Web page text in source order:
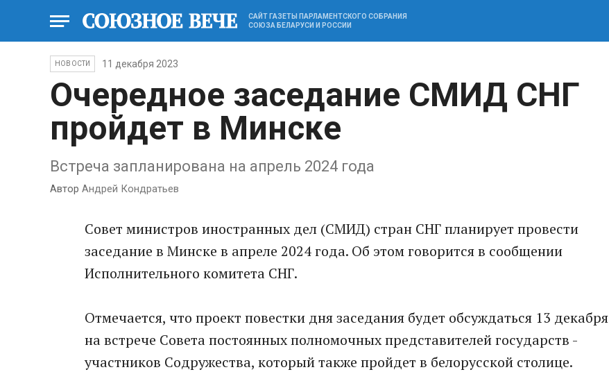
САЙТ ГАЗЕТЫ ПАРЛАМЕНТСКОГО СОБРАНИЯ
СОЮЗА БЕЛАРУСИ И РОССИИ
НОВОСТИ 11 декабря 2023
Очередное заседание СМИД СНГ
пройдет в Минске
Встреча запланирована на апрель 2024 года
Автор Андрей Кондратьев
Совет министров иностранных дел (СМИД) стран СНГ планирует провести
заседание в Минске в апреле 2024 года. Об этом говорится в сообщении
Исполнительного комитета СНГ.
Отмечается, что проект повестки дня заседания будет обсуждаться 13 декабря
на встрече Совета постоянных полномочных представителей государств -
участников Содружества, который также пройдет в белорусской столице.